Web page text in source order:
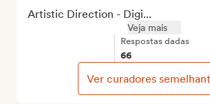
Artistic Direction - Digi...
Veja mais
Respostas dadas
66
Ver curadores